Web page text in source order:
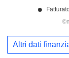
Altri dati